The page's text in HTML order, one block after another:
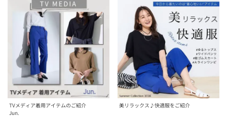
TVメディア着用アイテムのご紹介
Jun.
美リラックス♪快適服をご紹介